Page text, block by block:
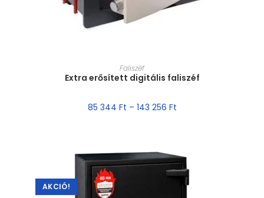
MÉRET VÁLASZTÁSA
Faliszéf
Extra erősített digitális faliszéf
85 344 Ft – 143 256 Ft
AKCIÓ!